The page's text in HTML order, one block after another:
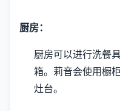
厨房：
厨房可以进行洗餐具
箱。 莉音会使用橱
灶台。